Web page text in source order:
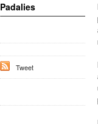
Padalies
Tweet